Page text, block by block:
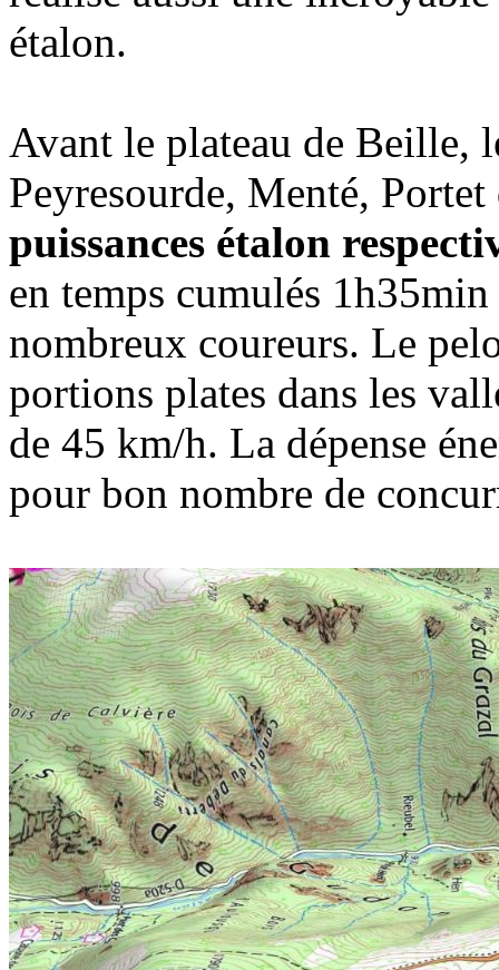
étalon.
Avant le plateau de Beille,
Peyresourde, Menté,
puissances étalon
en temps cumulés
nombreux coureurs. Le
portions plates dans les
de 45 km/h. La dépense
pour bon nombre de